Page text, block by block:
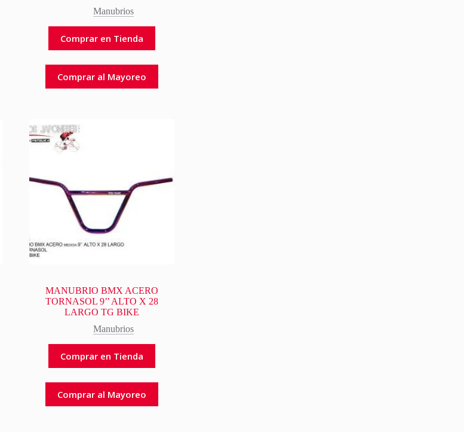
Manubrios
Comprar en Tienda
Comprar al Mayoreo
MANUBRIO BMX ACERO
TORNASOL 9’’ ALTO X 28
LARGO TG BIKE
Manubrios
Comprar en Tienda
Comprar al Mayoreo